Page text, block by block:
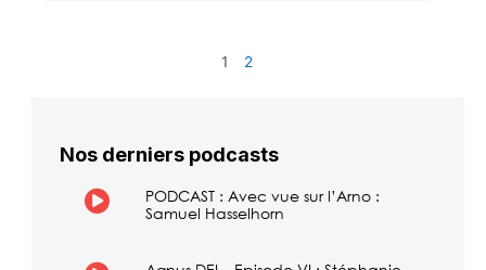
1 2
Nos derniers podcasts
PODCAST : Avec vue sur l’Arno :
Samuel Hasselhorn